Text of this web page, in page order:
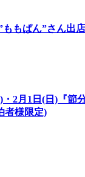
ももぱん”さん出
2月1日(日)『節
者様限定)